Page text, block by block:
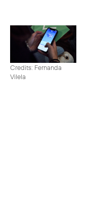
Credits: Fernanda
Vilela